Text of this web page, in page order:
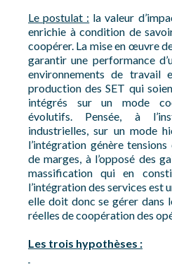
Le postulat : la valeur
enrichie à condition de
coopérer. La mise en œuvre
garantir une performance
environnements de travail
production des SET qui
intégrés sur un mode
évolutifs. Pensée, à
industrielles, sur un mode
l’intégration génère
de marges, à l’opposé des
massification qui en
l’intégration des services est
elle doit donc se gérer dans
réelles de coopération des
Les trois hypothèses :